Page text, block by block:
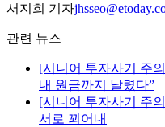
서지희 기자
관련 뉴스
[시니어 투자사기 주
내 원금까지 날렸다”
[시니어 투자사기 주
서로 꾀어내